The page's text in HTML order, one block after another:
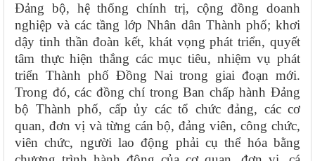
Đảng bộ, hệ thống chính trị, cộng đồng doanh
nghiệp và các tầng lớp Nhân dân Thành phố; khơi
dậy tinh thần đoàn kết, khát vọng phát triển, quyết
tâm thực hiện thắng các mục tiêu, nhiệm vụ phát
triển Thành phố Đồng Nai trong giai đoạn mới.
Trong đó, các đồng chí trong Ban chấp hành Đảng
bộ Thành phố, cấp ủy các tổ chức đảng, các cơ
quan, đơn vị và từng cán bộ, đảng viên, công chức,
viên chức, người lao động phải cụ thể hóa bằng